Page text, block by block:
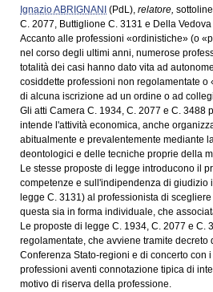
Ignazio ABRIGNANI (PdL), relatore,
C. 2077, Buttiglione C. 3131 e Della
Accanto alle professioni «ordinistiche» (o
nel corso degli ultimi anni, numerose
totalità dei casi hanno dato vita ad
cosiddette professioni non regolamentate
di alcuna iscrizione ad un ordine o ad
Gli atti Camera C. 1934, C. 2077 e C.
intende l'attività economica, anche
abitualmente e prevalentemente mediante
deontologici e delle tecniche proprie della
Le stesse proposte di legge introducono il
competenze e sull'indipendenza di giudizio
legge C. 3131) al professionista di
questa sia in forma individuale, che
Le proposte di legge C. 1934, C. 2077 e
regolamentate, che avviene tramite
Conferenza Stato-regioni e di concerto con
professioni aventi connotazione tipica di
motivo di riserva della professione.